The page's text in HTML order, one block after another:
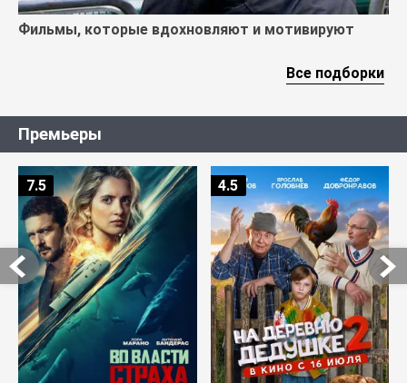
Фильмы, которые вдохновляют и мотивируют
Все подборки
Премьеры
7.5 4.5